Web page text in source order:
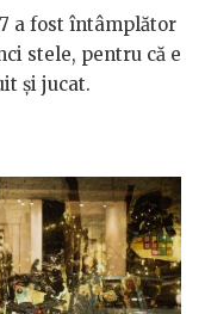
a fost întâmplător
stele, pentru că e
și jucat.